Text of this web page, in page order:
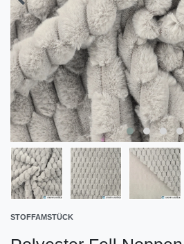
STOFFAMSTÜCK